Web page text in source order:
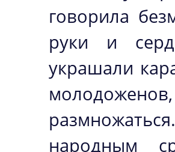
говорила
руки и
украшали
народным